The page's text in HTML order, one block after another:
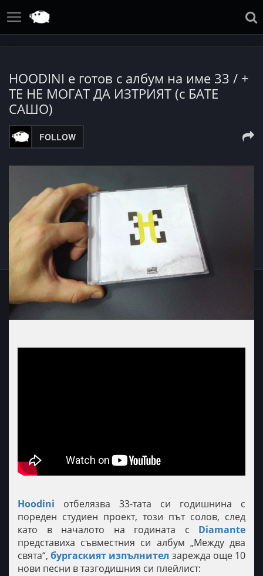
HOODINI е готов с албум на име 33 / +
ТЕ НЕ МОГАТ ДА ИЗТРИЯТ (с БАТЕ
САШО)
FOLLOW
Hoodini отбелязва 33-тата си годишнина с
пореден студиен проект, този път солов, след
като в началото на годината с Diamante
представиха съвместния си албум „Между два
свята“,бургаският изпълнител зарежда още 10
нови песни в тазгодишния си плейлист: